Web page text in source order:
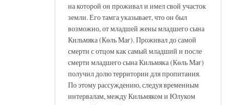
на которой он проживал и имел свой участок
земли. Его тамга указывает, что он был
возможно, от младшей жены младшего сына
Кильмяка (Көль Мағ). Проживал до самой
смерти с отцом как самый младший и после
смерти младшего сына Кильмяка (Көль Мағ)
получил долю территории для пропитания.
По этому рассуждению, следуя временным
интервалам, между Кильмяком и Юлуком